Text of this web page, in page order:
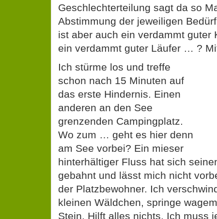
Geschlechterteilung sagt da so
Abstimmung der jeweiligen
ist aber auch ein verdammt guter
ein verdammt guter Läufer … ?
Ich stürme los und treffe
schon nach 15 Minuten auf
das erste Hindernis. Einen
anderen an den See
grenzenden Campingplatz.
Wo zum … geht es hier denn
am See vorbei? Ein mieser
hinterhältiger Fluss hat sich
gebahnt und lässt mich nicht
der Platzbewohner. Ich
kleinen Wäldchen, springe
Stein. Hilft alles nichts. Ich muss